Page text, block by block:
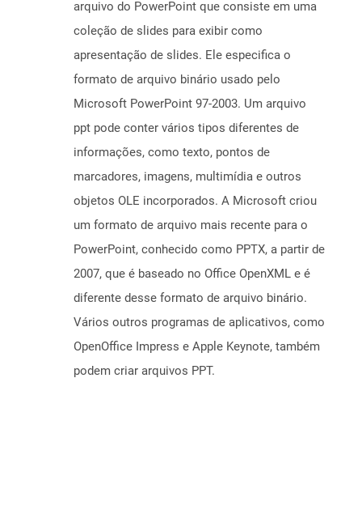
arquivo do PowerPoint que consiste em uma
coleção de slides para exibir como
apresentação de slides. Ele especifica o
formato de arquivo binário usado pelo
Microsoft PowerPoint 97-2003. Um arquivo
ppt pode conter vários tipos diferentes de
informações, como texto, pontos de
marcadores, imagens, multimídia e outros
objetos OLE incorporados. A Microsoft criou
um formato de arquivo mais recente para o
PowerPoint, conhecido como PPTX, a partir de
2007, que é baseado no Office OpenXML e é
diferente desse formato de arquivo binário.
Vários outros programas de aplicativos, como
OpenOffice Impress e Apple Keynote, também
podem criar arquivos PPT.